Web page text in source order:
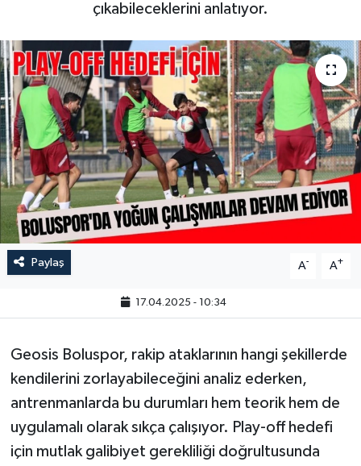
çıkabileceklerini anlatıyor.
Paylaş A- A+
17.04.2025 - 10:34
Geosis Boluspor, rakip ataklarının hangi şekillerde
kendilerini zorlayabileceğini analiz ederken,
antrenmanlarda bu durumları hem teorik hem de
uygulamalı olarak sıkça çalışıyor. Play-off hedefi
için mutlak galibiyet gerekliliği doğrultusunda